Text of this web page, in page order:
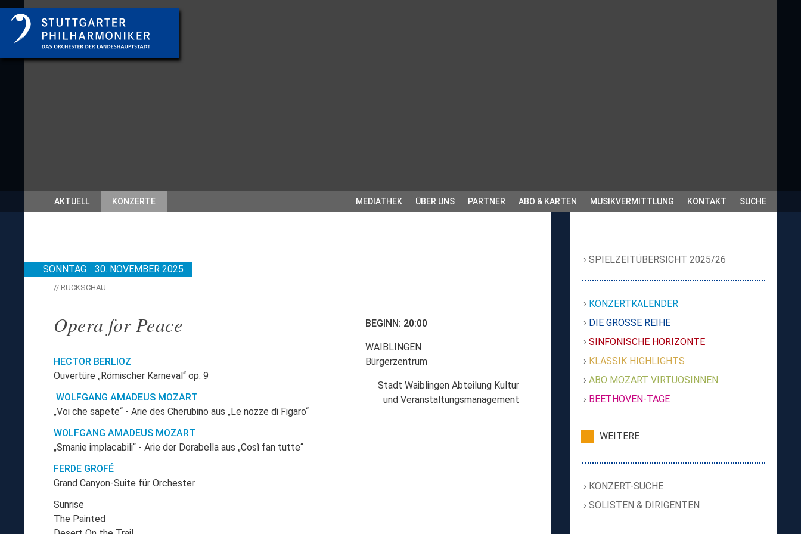
AKTUELL KONZERTE MEDIATHEK ÜBER UNS PARTNER ABO & KARTEN MUSIKVERMITTLUNG KONTAKT SUCHE
SONNTAG 30. NOVEMBER 2025
// RÜCKSCHAU
Opera for Peace BEGINN: 20:00
WAIBLINGEN
Bürgerzentrum
Stadt Waiblingen Abteilung Kultur
und Veranstaltungsmanagement
HECTOR BERLIOZ
Ouvertüre „Römischer Karneval“ op. 9
WOLFGANG AMADEUS MOZART
„Voi che sapete“ - Arie des Cherubino aus „Le nozze di Figaro“
WOLFGANG AMADEUS MOZART
„Smanie implacabili“ - Arie der Dorabella aus „Così fan tutte“
FERDE GROFÉ
Grand Canyon-Suite für Orchester
Sunrise
The Painted
SPIELZEITÜBERSICHT 2025/26
KONZERTKALENDER
DIE GROSSE REIHE
SINFONISCHE HORIZONTE
KLASSIK HIGHLIGHTS
ABO MOZART VIRTUOSINNEN
BEETHOVEN-TAGE
WEITERE
KONZERT-SUCHE
SOLISTEN & DIRIGENTEN